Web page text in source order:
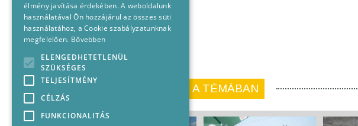
KORÁBBI CIKKEINK A TÉMÁBAN
élmény javítása érdekében. A weboldalunk
használatával Ön hozzájárul az összes süti
használatához, a Cookie szabályzatunknak
megfelelően. Bővebben
ELENGEDHETETLENÜL
SZÜKSÉGES
TELJESÍTMÉNY
CÉLZÁS
FUNKCIONALITÁS